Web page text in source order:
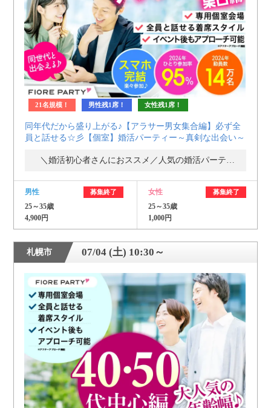
21名規模！ 男性残1席！ 女性残1席！
同年代だから盛り上がる♪【アラサー男女集合編】必ず全
員と話せる☆彡【個室】婚活パーティー～真剣な出会い～
男性 募集終了
25～35歳
4,900円
女性 募集終了
25～35歳
1,000円
札幌市 07/04 (土) 10:30～